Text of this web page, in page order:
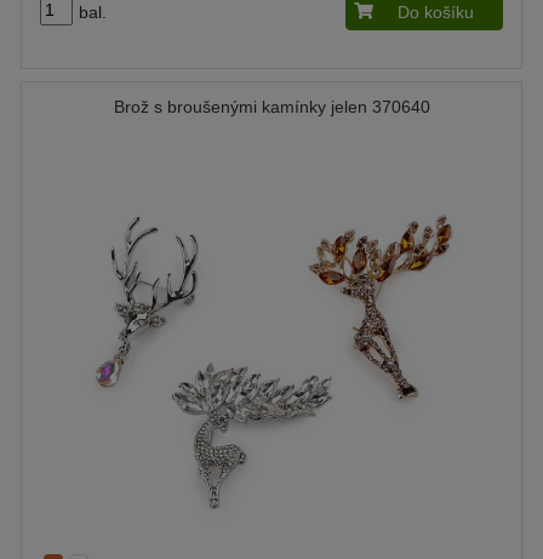
bal. Do košíku
Brož s broušenými kamínky jelen 370640